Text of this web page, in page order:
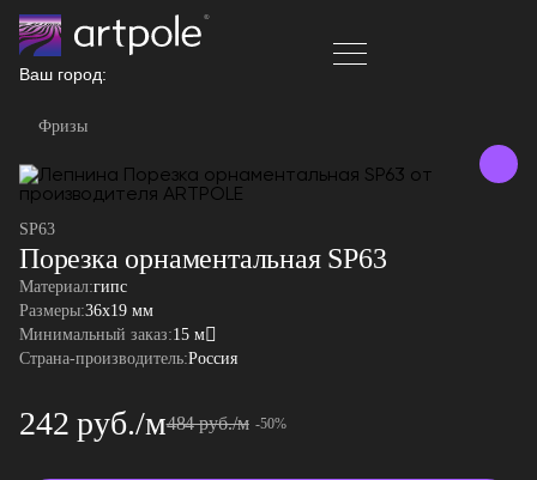
Ваш город:
Фризы
SP63
Порезка орнаментальная SP63
Материал:гипс
Размеры:36x19 мм
Минимальный заказ:15 м
Страна-производитель:Россия
242 руб./м484 руб./м -50%